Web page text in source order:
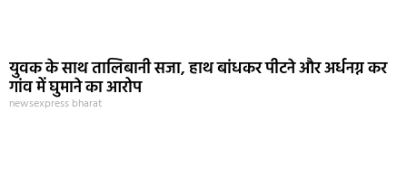
युवक के साथ तालिबानी सजा, हाथ बांधकर पीटने और अर्धनग्न कर
गांव में घुमाने का आरोप
newsexpress bharat